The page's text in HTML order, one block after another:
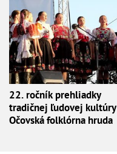
22. ročník prehliadky
tradičnej ľudovej kultúry
Očovská folklórna hruda